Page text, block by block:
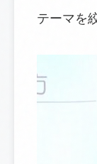
テーマを